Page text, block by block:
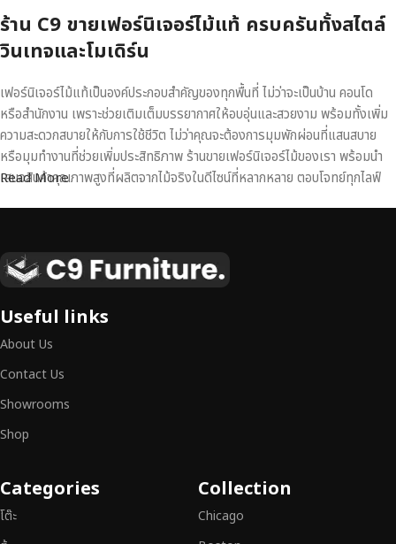
ร้าน C9 ขายเฟอร์นิเจอร์ไม้แท้ ครบครันทั้งสไตล์
วินเทจและโมเดิร์น
เฟอร์นิเจอร์ไม้แท้เป็นองค์ประกอบสำคัญของทุกพื้นที่ ไม่ว่าจะเป็นบ้าน คอนโด
หรือสำนักงาน เพราะช่วยเติมเต็มบรรยากาศให้อบอุ่นและสวยงาม พร้อมทั้งเพิ่ม
ความสะดวกสบายให้กับการใช้ชีวิต ไม่ว่าคุณจะต้องการมุมพักผ่อนที่แสนสบาย
หรือมุมทำงานที่ช่วยเพิ่มประสิทธิภาพ ร้านขายเฟอร์นิเจอร์ไม้ของเรา พร้อมนำ
เสนอสินค้าคุณภาพสูงที่ผลิตจากไม้จริงในดีไซน์ที่หลากหลาย ตอบโจทย์ทุกไลฟ์
เหนือระดับ
เฟอร์นิเจอร์ไม้ไม่ใช่เพียงของตกแต่ง แต่เป็นงานศิลปะที่สะท้อนถึงรสนิยมและ
สามารถผสานความสวยงาม ความแข็งแรง และการใช้งานที่ตอบโจทย์ทุกความ
ต้องการได้อย่างลงตัว เฟอร์นิเจอร์ทุกชิ้นของเราผลิตจากวัสดุคุณภาพสูง ผ่าน
การตรวจสอบมาตรฐานอย่างเคร่งครัด
สิก และการใช้งานที่ยาวนาน
ประกันคุณภาพและการบริการที่ดีที่สุด
Read More
Useful links
About Us
Contact Us
Showrooms
Shop
Categories
โต๊ะ
Collection
Chicago